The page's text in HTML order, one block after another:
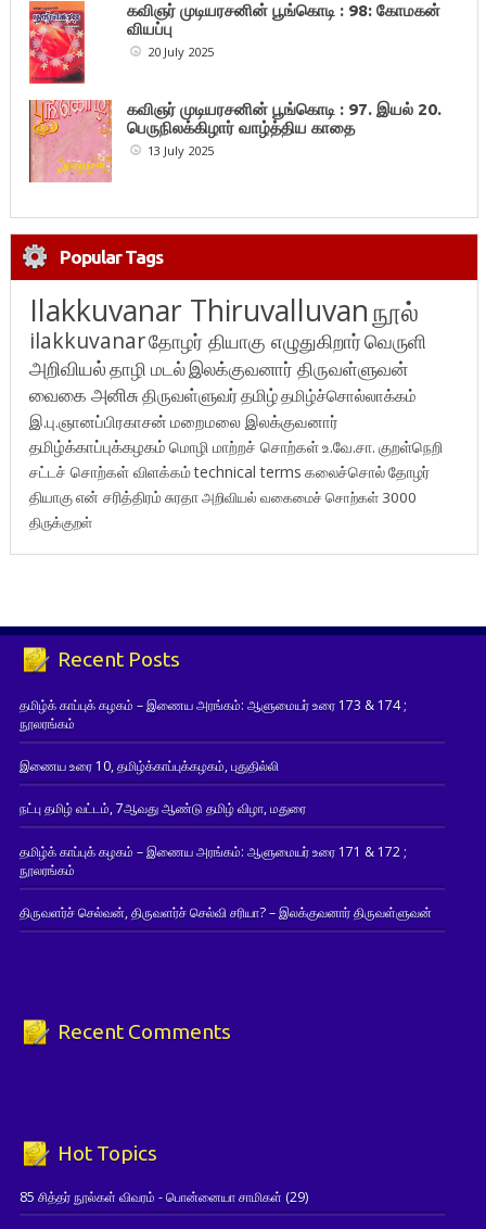
கவிஞர் முடியரசனின் பூங்கொடி : 98: கோமகன்
வியப்பு
20 July 2025
கவிஞர் முடியரசனின் பூங்கொடி : 97. இயல் 20.
பெருநிலக்கிழார் வாழ்த்திய காதை
13 July 2025
Popular Tags
Ilakkuvanar Thiruvalluvanநூல்
ilakkuvanarதோழர் தியாகு எழுதுகிறார்வெருளி
அறிவியல்தாழி மடல்இலக்குவனார் திருவள்ளுவன்
வைகை அனிசுதிருவள்ளுவர்தமிழ்தமிழ்ச்சொல்லாக்கம்
இ.பு.ஞானப்பிரகாசன் மறைமலை இலக்குவனார்
தமிழ்க்காப்புக்கழகம் மொழி மாற்றச் சொற்கள்உ.வே.சா. குறள்நெறி
சட்டச் சொற்கள் விளக்கம்technical terms கலைச்சொல்தோழர்
தியாகுஎன் சரித்திரம்சுரதாஅறிவியல் வகைமைச் சொற்கள் 3000
திருக்குறள்
Recent Posts
தமிழ்க் காப்புக் கழகம் – இணைய அரங்கம்: ஆளுமையர் உரை 173 & 174 ;
நூலரங்கம்
இணைய உரை 10, தமிழ்க்காப்புக்கழகம், புதுதில்லி
நட்பு தமிழ் வட்டம், 7ஆவது ஆண்டு தமிழ் விழா, மதுரை
தமிழ்க் காப்புக் கழகம் – இணைய அரங்கம்: ஆளுமையர் உரை 171 & 172 ;
நூலரங்கம்
திருவளர்ச் செல்வன், திருவளர்ச் செல்வி சரியா? – இலக்குவனார் திருவள்ளுவன்
Recent Comments
Hot Topics
85 சித்தர் நூல்கள் விவரம் - பொன்னையா சாமிகள் (29)